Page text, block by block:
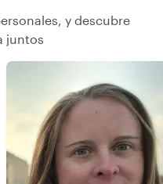
y descubre
juntos